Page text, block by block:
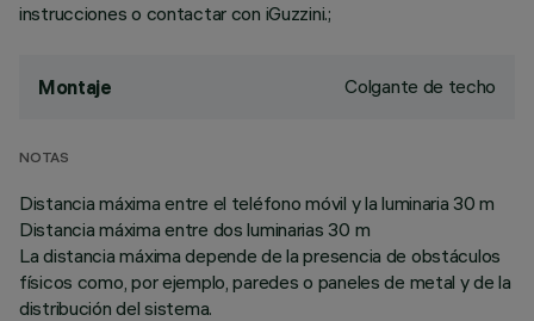
instrucciones o contactar con iGuzzini.;
Montaje Colgante de techo
NOTAS
Distancia máxima entre el teléfono móvil y la luminaria 30 m
Distancia máxima entre dos luminarias 30 m
La distancia máxima depende de la presencia de obstáculos
físicos como, por ejemplo, paredes o paneles de metal y de la
distribución del sistema.